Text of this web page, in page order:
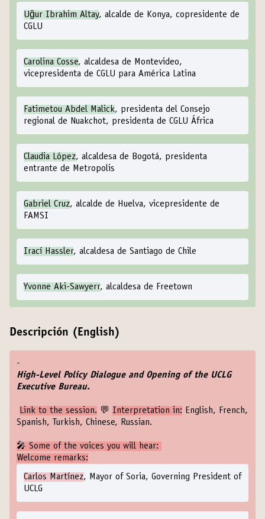
Uğur Ibrahim Altay, alcalde de Konya, copresidente de
CGLU
Carolina Cosse, alcaldesa de Montevideo,
vicepresidenta de CGLU para América Latina
Fatimetou Abdel Malick, presidenta del Consejo
regional de Nuakchot, presidenta de CGLU África
Claudia López, alcaldesa de Bogotá, presidenta
entrante de Metropolis
Gabriel Cruz, alcalde de Huelva, vicepresidente de
FAMSI
Irací Hassler, alcaldesa de Santiago de Chile
Yvonne Aki-Sawyerr, alcaldesa de Freetown
Descripción (English)
-
High-Level Policy Dialogue and Opening of the UCLG
Executive Bureau.
Link to the session. 💬 Interpretation in: English, French,
Spanish, Turkish, Chinese, Russian.
‍🎤 Some of the voices you will hear:
Welcome remarks:
Carlos Martínez, Mayor of Soria, Governing President of
UCLG